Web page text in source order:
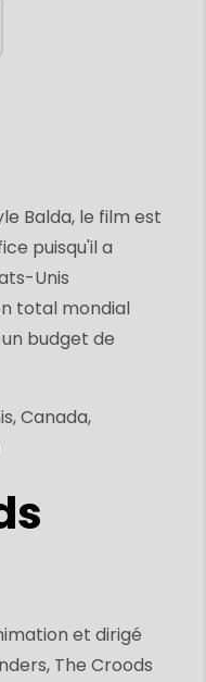
Balda, le film est
puisqu'il a
Unis
total mondial
budget de
Canada,
et dirigé
The Croods